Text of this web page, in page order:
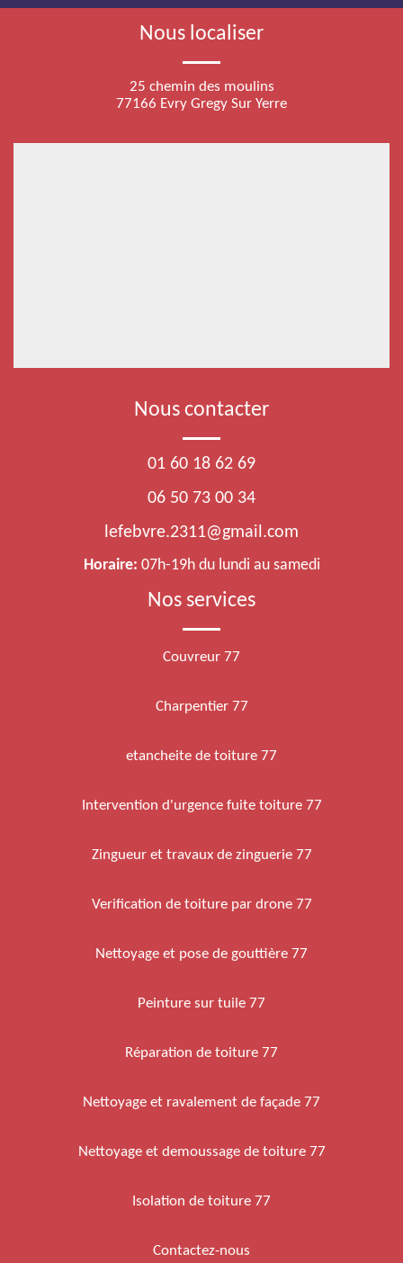
Nous localiser
25 chemin des moulins
77166 Evry Gregy Sur Yerre
Nous contacter
01 60 18 62 69
06 50 73 00 34
lefebvre.2311@gmail.com
Horaire: 07h-19h du lundi au samedi
Nos services
Couvreur 77
Charpentier 77
etancheite de toiture 77
Intervention d'urgence fuite toiture 77
Zingueur et travaux de zinguerie 77
Verification de toiture par drone 77
Nettoyage et pose de gouttière 77
Peinture sur tuile 77
Réparation de toiture 77
Nettoyage et ravalement de façade 77
Nettoyage et demoussage de toiture 77
Isolation de toiture 77
Contactez-nous